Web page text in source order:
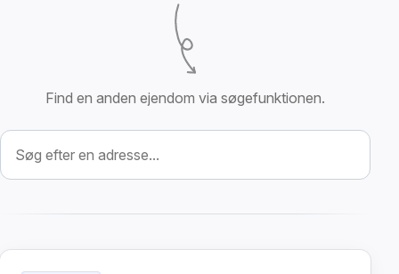
Find en anden ejendom via søgefunktionen.
Søg efter ejendom